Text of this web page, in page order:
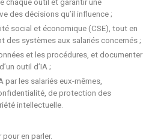
des décisions qu’il influence ;
social et économique (CSE), tout en
des systèmes aux salariés concernés ;
et les procédures, et documenter
outil d’IA ;
par les salariés eux-mêmes,
de protection des
intellectuelle.
en parler.